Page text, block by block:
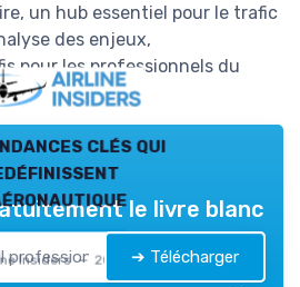
un hub essentiel pour le trafic
des enjeux,
pour les professionnels du
clés qui
Insiders — 2026
le livre blanc
➔ Télécharger